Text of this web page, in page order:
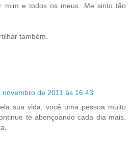
mim e todos os meus. Me sinto tão
também.
novembro de 2011 às 16:43
sua vida, você uma pessoa muito
te abençoando cada dia mais.